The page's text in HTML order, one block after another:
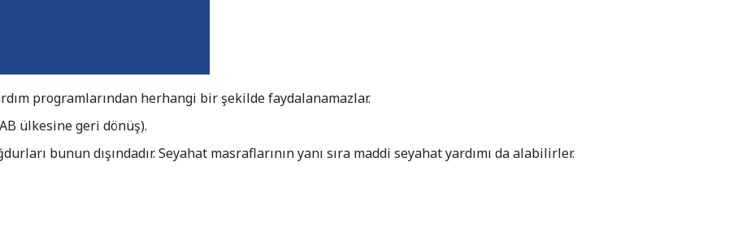
programlarından herhangi bir şekilde faydalanamazlar.
ülkesine geri dönüş).
bunun dışındadır. Seyahat masraflarının yanı sıra maddi seyahat yardımı da alabilirler.